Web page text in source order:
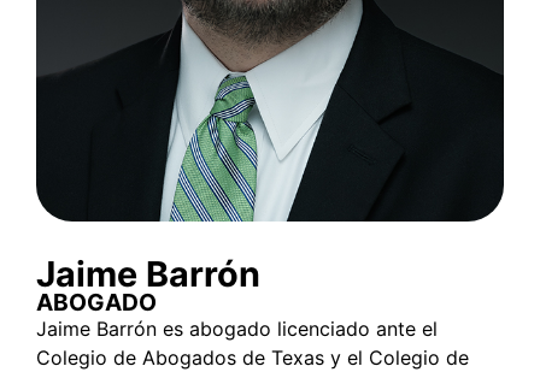
Jaime Barrón
ABOGADO
Jaime Barrón es abogado licenciado ante el
Colegio de Abogados de Texas y el Colegio de